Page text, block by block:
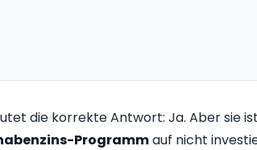
die korrekte Antwort: Ja. Aber sie
Programmauf nicht